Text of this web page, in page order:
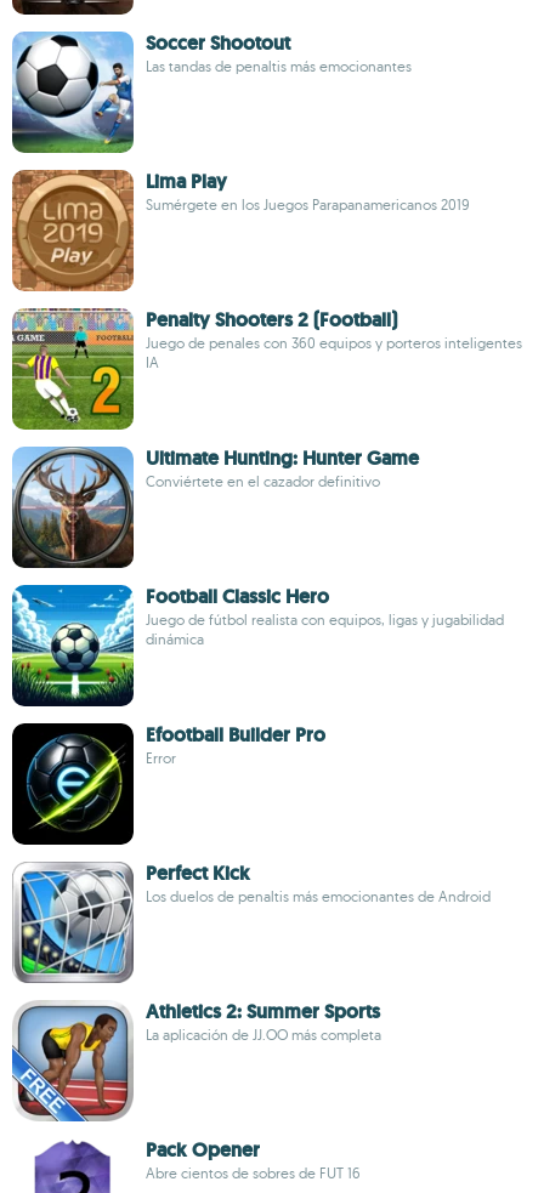
Soccer Shootout
Las tandas de penaltis más emocionantes
Lima Play
Sumérgete en los Juegos Parapanamericanos 2019
Penalty Shooters 2 (Football)
Juego de penales con 360 equipos y porteros inteligentes
IA
Ultimate Hunting: Hunter Game
Conviértete en el cazador definitivo
Football Classic Hero
Juego de fútbol realista con equipos, ligas y jugabilidad
dinámica
Efootball Builder Pro
Error
Perfect Kick
Los duelos de penaltis más emocionantes de Android
Athletics 2: Summer Sports
La aplicación de JJ.OO más completa
Pack Opener
Abre cientos de sobres de FUT 16